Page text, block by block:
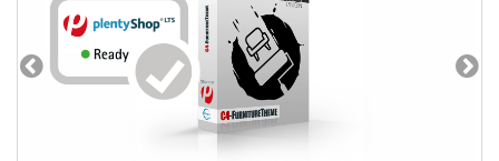
Hardware